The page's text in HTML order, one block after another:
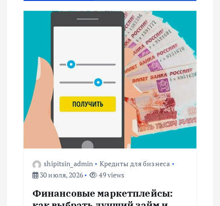
а
п
shipitsin_admin
Кредиты для бизнеса
30 июля, 2026
49 views
Финансовые маркетплейсы: